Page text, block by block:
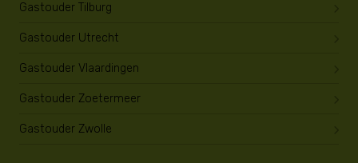
Gastouder Tilburg
Gastouder Utrecht
Gastouder Vlaardingen
Gastouder Zoetermeer
Gastouder Zwolle